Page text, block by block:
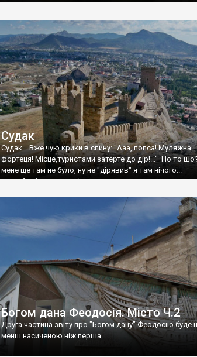
Судак
Судак... Вже чую крики в спину: "Ааа, попса! Муляжна
фортеця! Місце,туристами затерте до дір!..." Но то
мене ще там не було, ну не "дірявив" я там нічого...
принаймні до цього літа.
Богом дана Феодосія. Місто Ч.2
Друга частина звіту про "Богом дану" Феодосію буде
менш насиченою ніж перша.